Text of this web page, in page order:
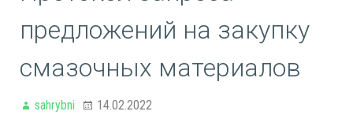
предложений на закупку
смазочных материалов
sahrybni 14.02.2022